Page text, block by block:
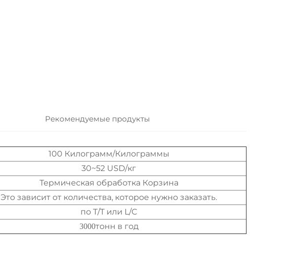
Рекомендуемые продукты
100 Килограмм/Килограммы
30~52 USD/кг
Термическая обработка Корзина
Это зависит от количества, которое нужно заказать.
по T/T или L/C
3000тонн в год